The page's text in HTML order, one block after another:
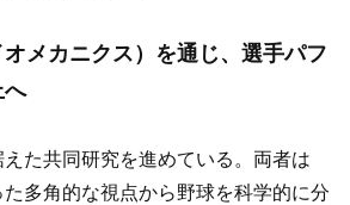
メカニクス）を通じ、選手パフ
へ
た共同研究を進めている。両者は
多角的な視点から野球を科学的に分